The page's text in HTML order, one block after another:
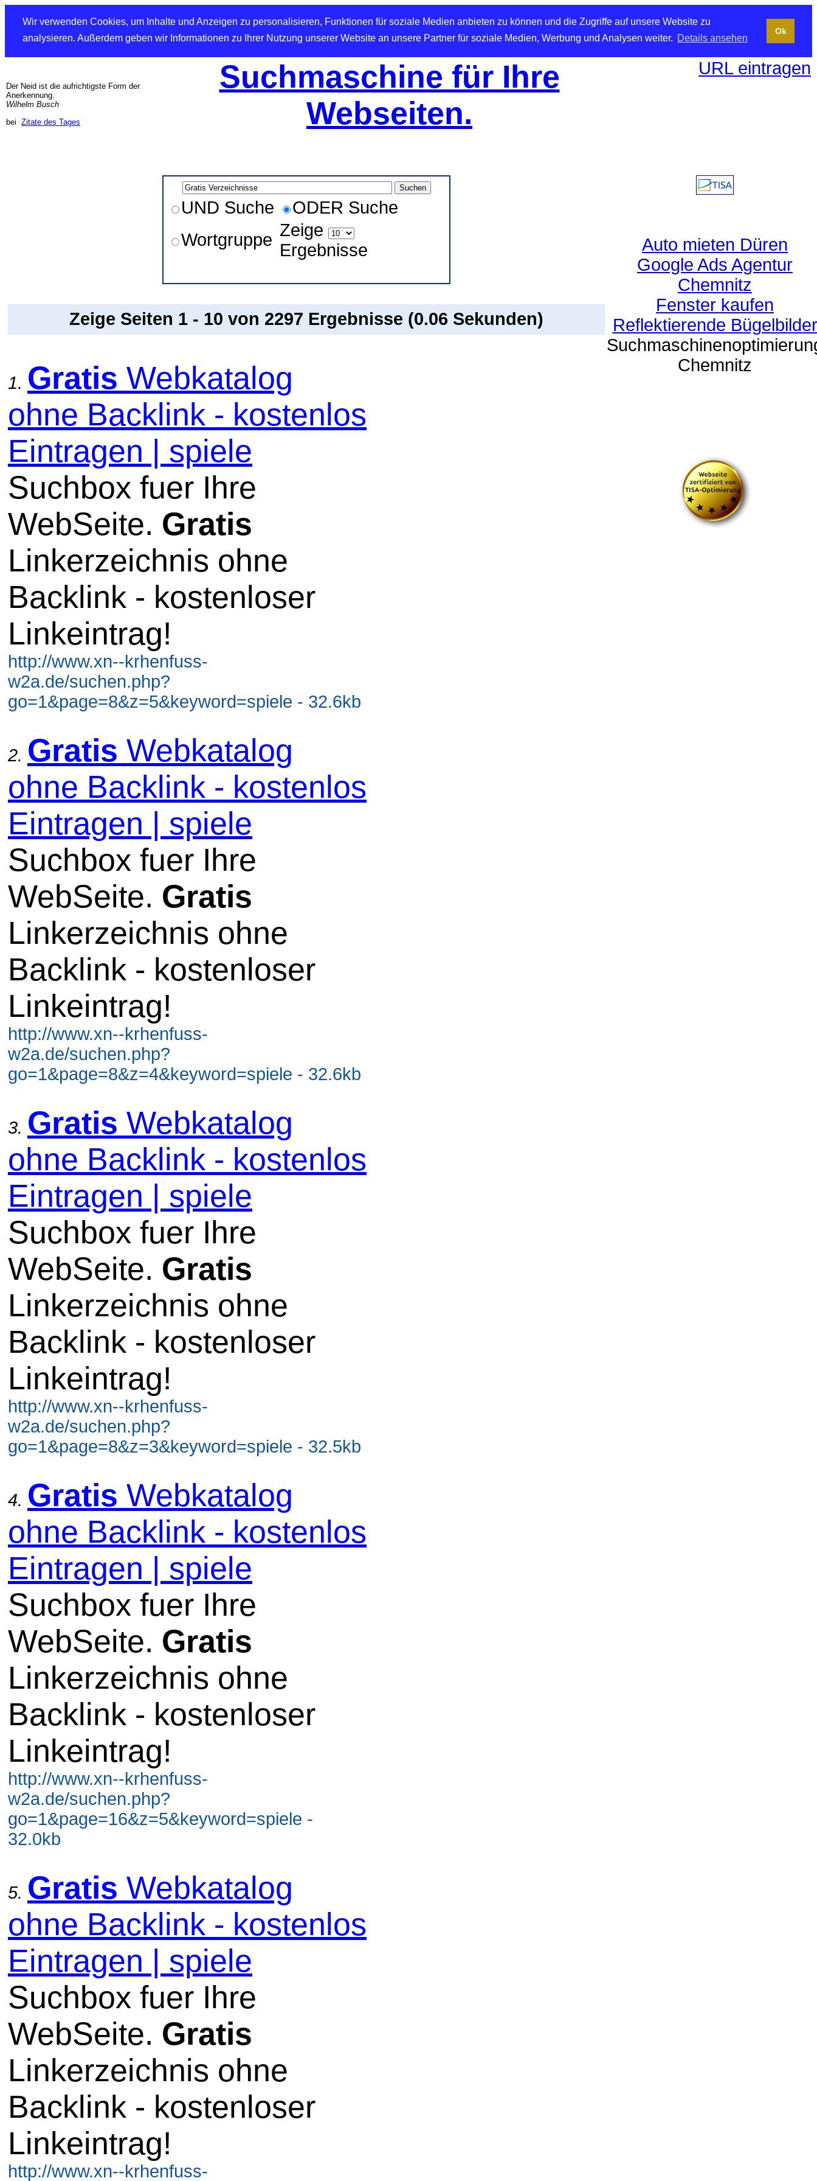
Wir verwenden Cookies, um Inhalte und Anzeigen zu personalisieren, Funktionen für soziale Medien anbieten zu können und die Zugriffe auf unsere Website zu
analysieren. Außerdem geben wir Informationen zu Ihrer Nutzung unserer Website an unsere Partner für soziale Medien, Werbung und Analysen weiter. Details ansehen
Ok
Der Neid ist die aufrichtigste Form der
Anerkennung.
Wilhelm Busch
bei Zitate des Tages
Suchmaschine für Ihre
Webseiten.
URL eintragen
UND Suche
ODER Suche
Wortgruppe Zeige
Ergebnisse
Zeige Seiten 1 - 10 von 2297 Ergebnisse (0.06 Sekunden)
1. Gratis Webkatalog
ohne Backlink - kostenlos
Eintragen | spiele
Suchbox fuer Ihre
WebSeite. Gratis
Linkerzeichnis ohne
Backlink - kostenloser
Linkeintrag!
http://www.xn--krhenfuss-
w2a.de/suchen.php?
go=1&page=8&z=5&keyword=spiele - 32.6kb
2. Gratis Webkatalog
ohne Backlink - kostenlos
Eintragen | spiele
Suchbox fuer Ihre
WebSeite. Gratis
Linkerzeichnis ohne
Backlink - kostenloser
Linkeintrag!
http://www.xn--krhenfuss-
w2a.de/suchen.php?
go=1&page=8&z=4&keyword=spiele - 32.6kb
3. Gratis Webkatalog
ohne Backlink - kostenlos
Eintragen | spiele
Suchbox fuer Ihre
WebSeite. Gratis
Linkerzeichnis ohne
Backlink - kostenloser
Linkeintrag!
http://www.xn--krhenfuss-
w2a.de/suchen.php?
go=1&page=8&z=3&keyword=spiele - 32.5kb
4. Gratis Webkatalog
ohne Backlink - kostenlos
Eintragen | spiele
Suchbox fuer Ihre
WebSeite. Gratis
Linkerzeichnis ohne
Backlink - kostenloser
Linkeintrag!
http://www.xn--krhenfuss-
w2a.de/suchen.php?
go=1&page=16&z=5&keyword=spiele -
32.0kb
5. Gratis Webkatalog
ohne Backlink - kostenlos
Eintragen | spiele
Suchbox fuer Ihre
WebSeite. Gratis
Linkerzeichnis ohne
Backlink - kostenloser
Linkeintrag!
http://www.xn--krhenfuss-
Auto mieten Düren
Google Ads Agentur
Chemnitz
Fenster kaufen
Reflektierende Bügelbilder
Chemnitz